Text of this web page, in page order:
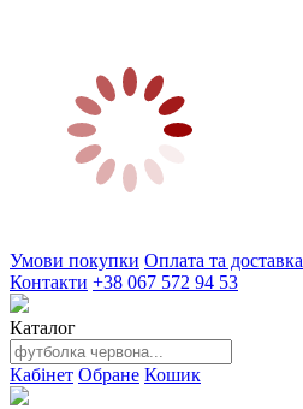
Умови покупки Оплата та доставка
Контакти +38 067 572 94 53
Каталог
Кабінет Обране Кошик